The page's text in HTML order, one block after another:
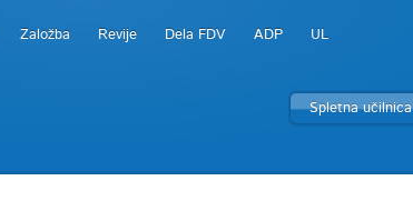
Založba Revije Dela FDV ADP UL
Spletna učilnica